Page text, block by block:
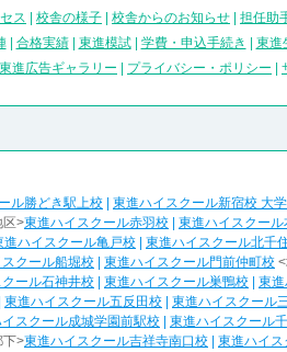
ス 校舎の様子 校舎からのお知らせ 担任助
| 合格実績| 東進模試| 学費・申込手続き 東進
東進広告ギャラリー プライバシー・ポリシー
ル勝どき駅上校 東進ハイスクール新宿校 大
区>東進ハイスクール赤羽校 東進ハイスクー
進ハイスクール亀戸校 東進ハイスクール北千
クール船堀校 東進ハイスクール門前仲町校
ール石神井校 東進ハイスクール巣鴨校 東
東進ハイスクール五反田校 東進ハイスクール
スクール成城学園前駅校 東進ハイスクール
下>東進ハイスクール吉祥寺南口校 東進ハイ